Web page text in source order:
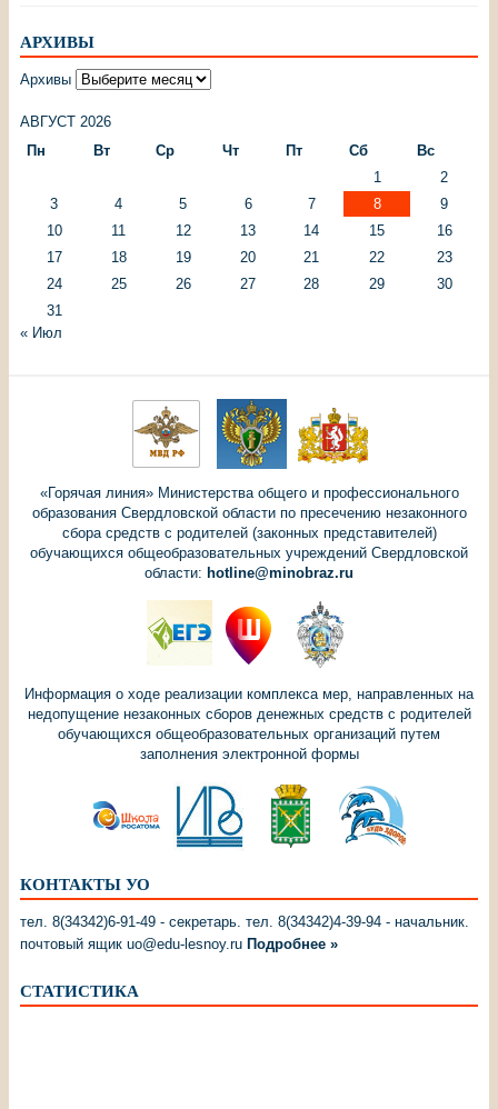
АРХИВЫ
Архивы
АВГУСТ 2026
Пн
Вт Ср Чт Пт Сб
Вс
1
2
3
4 5 6 7 8
9
10
11 12 13 14 15
16
17
18 19 20 21 22
23
24
25 26 27 28 29
30
31
« Июл
«Горячая линия» Министерства общего и профессионального
образования Свердловской области по пресечению незаконного
сбора средств с родителей (законных представителей)
обучающихся общеобразовательных учреждений Свердловской
области: hotline@minobraz.ru
Информация о ходе реализации комплекса мер, направленных на
недопущение незаконных сборов денежных средств с родителей
обучающихся общеобразовательных организаций путем
заполнения электронной формы
КОНТАКТЫ УО
тел. 8(34342)6-91-49 - секретарь. тел. 8(34342)4-39-94 - начальник.
почтовый ящик uo@edu-lesnoy.ru Подробнее »
СТАТИСТИКА